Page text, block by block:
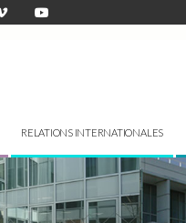
RELATIONS INTERNATIONALES